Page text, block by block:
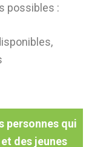
possibles :
personnes qui
des jeunes